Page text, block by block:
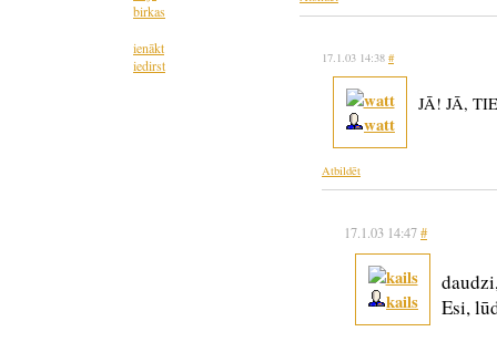
birkas
ienākt
iedirst
17.1.03 14:38 #
watt
JĀ! JĀ,
Atbildēt
17.1.03 14:47#
kails
Esi,